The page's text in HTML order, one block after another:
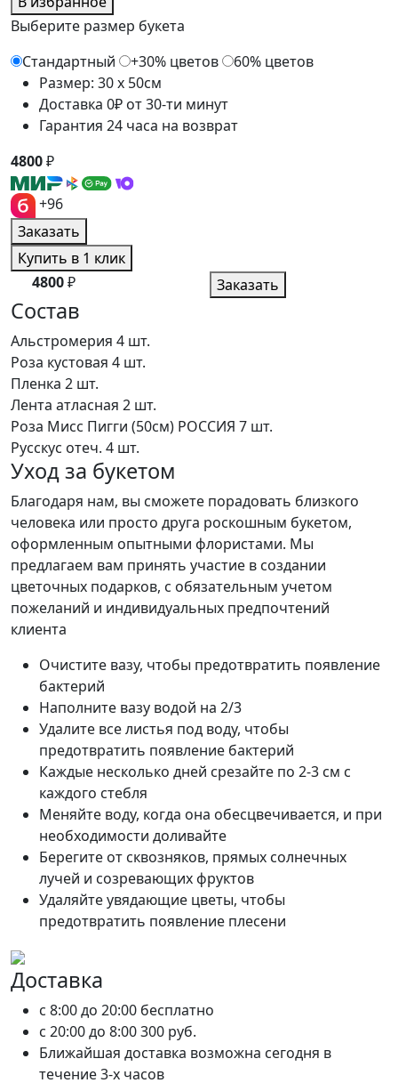
Выберите размер букета
Стандартный
+30% цветов
60% цветов
Размер: 30 x 50см
Доставка 0₽ от 30-ти минут
Гарантия 24 часа на возврат
4800₽
+96
Заказать
Купить в 1 клик
4800₽ Заказать
Состав
Альстромерия 4 шт.
Роза кустовая 4 шт.
Пленка 2 шт.
Лента атласная 2 шт.
Роза Мисс Пигги (50см) РОССИЯ 7 шт.
Русскус отеч. 4 шт.
Уход за букетом
Благодаря нам, вы сможете порадовать близкого
человека или просто друга роскошным букетом,
оформленным опытными флористами. Мы
предлагаем вам принять участие в создании
цветочных подарков, с обязательным учетом
пожеланий и индивидуальных предпочтений
клиента
Очистите вазу, чтобы предотвратить появление
бактерий
Наполните вазу водой на 2/3
Удалите все листья под воду, чтобы
предотвратить появление бактерий
Каждые несколько дней срезайте по 2-3 см с
каждого стебля
Меняйте воду, когда она обесцвечивается, и при
необходимости доливайте
Берегите от сквозняков, прямых солнечных
лучей и созревающих фруктов
Удаляйте увядающие цветы, чтобы
предотвратить появление плесени
Доставка
c 8:00 до 20:00 бесплатно
c 20:00 до 8:00300 руб.
Ближайшая доставка возможна сегодня в
течение 3-х часов